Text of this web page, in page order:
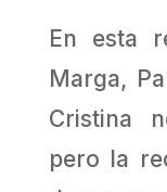
En esta
Marga,
Cristina
pero la